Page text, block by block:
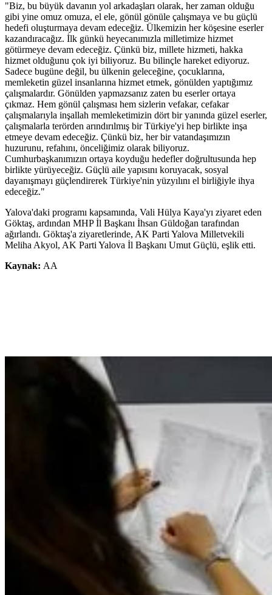
"Biz, bu büyük davanın yol arkadaşları olarak, her zaman olduğu
gibi yine omuz omuza, el ele, gönül gönüle çalışmaya ve bu güçlü
hedefi oluşturmaya devam edeceğiz. Ülkemizin her köşesine eserler
kazandıracağız. İlk günkü heyecanımızla milletimize hizmet
götürmeye devam edeceğiz. Çünkü biz, millete hizmeti, hakka
hizmet olduğunu çok iyi biliyoruz. Bu bilinçle hareket ediyoruz.
Sadece bugüne değil, bu ülkenin geleceğine, çocuklarına,
memleketin güzel insanlarına hizmet etmek, gönülden yaptığımız
çalışmalardır. Gönülden yapmazsanız zaten bu eserler ortaya
çıkmaz. Hem gönül çalışması hem sizlerin vefakar, cefakar
çalışmalarıyla inşallah memleketimizin dört bir yanında güzel eserler,
çalışmalarla terörden arındırılmış bir Türkiye'yi hep birlikte inşa
etmeye devam edeceğiz. Çünkü biz, her bir vatandaşımızın
huzurunu, refahını, önceliğimiz olarak biliyoruz.
Cumhurbaşkanımızın ortaya koyduğu hedefler doğrultusunda hep
birlikte yürüyeceğiz. Güçlü aile yapısını koruyacak, sosyal
dayanışmayı güçlendirerek Türkiye'nin yüzyılını el birliğiyle ihya
edeceğiz."
Yalova'daki programı kapsamında, Vali Hülya Kaya'yı ziyaret eden
Göktaş, ardından MHP İl Başkanı İhsan Güldoğan tarafından
ağırlandı. Göktaş'a ziyaretlerinde, AK Parti Yalova Milletvekili
Meliha Akyol, AK Parti Yalova İl Başkanı Umut Güçlü, eşlik etti.
Kaynak: AA